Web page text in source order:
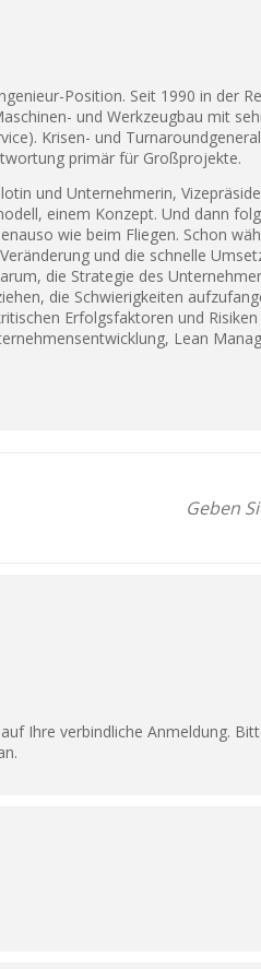
Position. Seit 1990 in der
und Werkzeugbau mit
Krisen- und
primär für Großprojekte.
und Unternehmerin,
einem Konzept. Und dann
wie beim Fliegen. Schon
und die schnelle
die Strategie des
die Schwierigkeiten
Erfolgsfaktoren und
Lean
Ihre verbindliche Anmeldung.